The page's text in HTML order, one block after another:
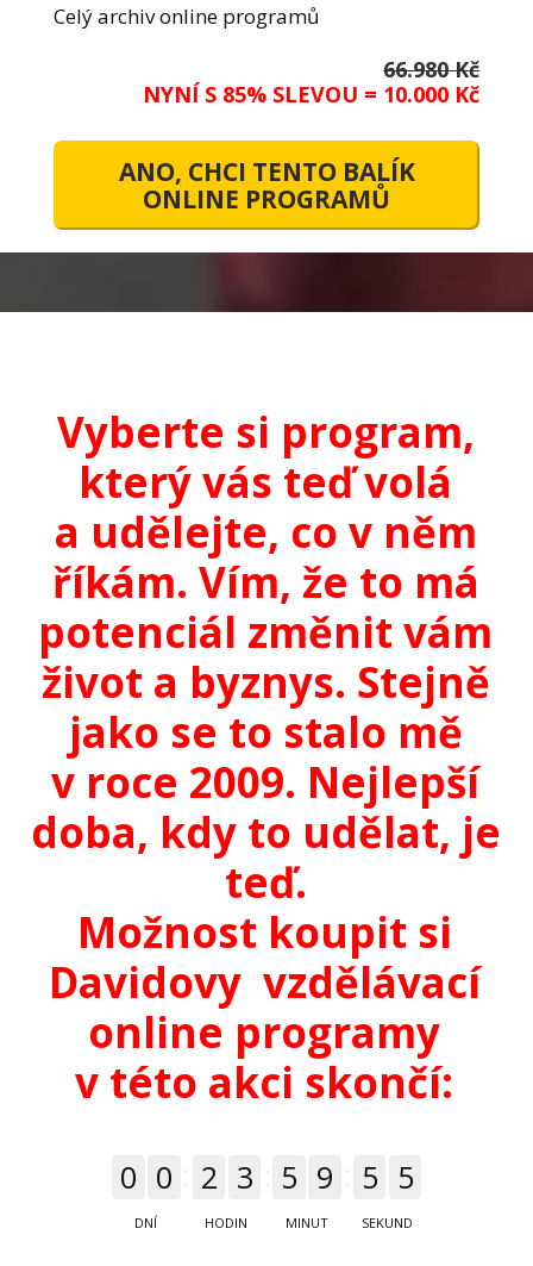
Celý archiv online programů
66.980 Kč
NYNÍ S 85% SLEVOU = 10.000 Kč
ANO, CHCI TENTO BALÍK
ONLINE PROGRAMŮ
Vyberte si program,
který vás teď volá
a udělejte, co v něm
říkám. Vím, že to má
potenciál změnit vám
život a byznys. Stejně
jako se to stalo mě
v roce 2009. Nejlepší
doba, kdy to udělat, je
teď.
Možnost koupit si
Davidovy vzdělávací
online programy
v této akci skončí:
0 0
DNÍ
2 3
HODIN
5 9
MINUT
5 4
SEKUND